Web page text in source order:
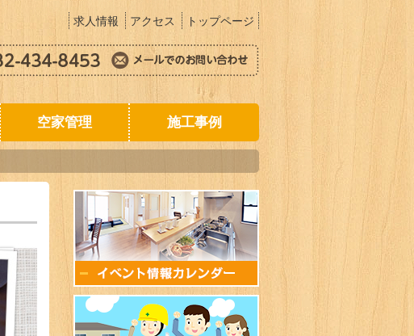
トップページ
アクセス
求人情報
空家管理 施工事例